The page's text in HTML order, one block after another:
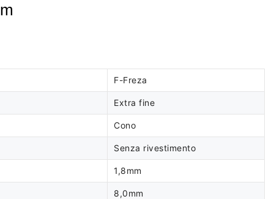
F-Freza
Extra fine
Cono
Senza rivestimento
1,8mm
8,0mm